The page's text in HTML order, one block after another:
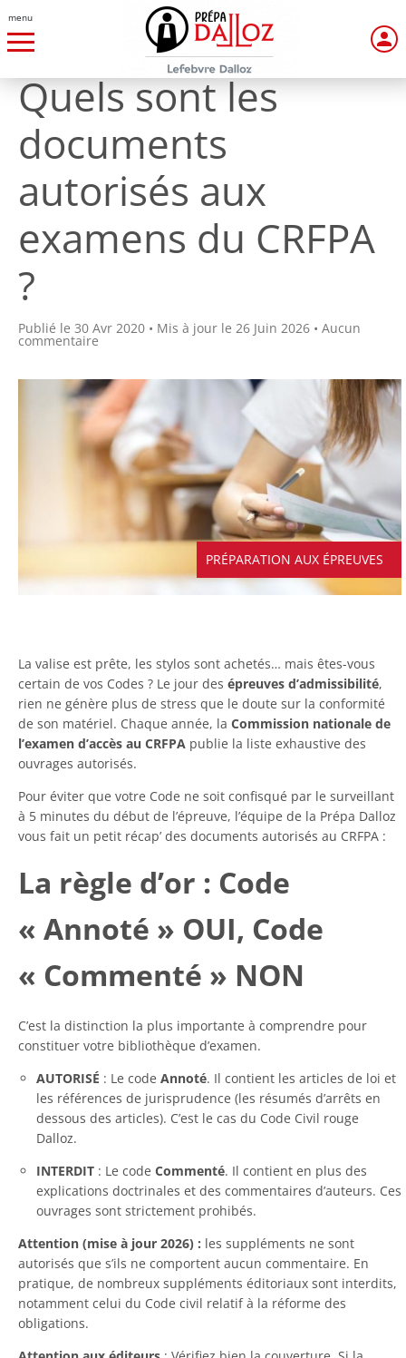
menu
Quels sont les
documents
autorisés aux
examens du CRFPA
?
Publié le 30 Avr 2020 • Mis à jour le 26 Juin 2026 • Aucun
commentaire
PRÉPARATION AUX ÉPREUVES
La valise est prête, les stylos sont achetés… mais êtes-vous
certain de vos Codes ? Le jour des épreuves d’admissibilité,
rien ne génère plus de stress que le doute sur la conformité
de son matériel. Chaque année, la Commission nationale de
l’examen d’accès au CRFPA publie la liste exhaustive des
ouvrages autorisés.
Pour éviter que votre Code ne soit confisqué par le surveillant
à 5 minutes du début de l’épreuve, l’équipe de la Prépa Dalloz
vous fait un petit récap’ des documents autorisés au CRFPA :
La règle d’or : Code
« Annoté » OUI, Code
« Commenté » NON
C’est la distinction la plus importante à comprendre pour
constituer votre bibliothèque d’examen.
AUTORISÉ : Le code Annoté. Il contient les articles de loi et
les références de jurisprudence (les résumés d’arrêts en
dessous des articles). C’est le cas du Code Civil rouge
Dalloz.
INTERDIT : Le code Commenté. Il contient en plus des
explications doctrinales et des commentaires d’auteurs. Ces
ouvrages sont strictement prohibés.
Attention (mise à jour 2026) : les suppléments ne sont
autorisés que s’ils ne comportent aucun commentaire. En
pratique, de nombreux suppléments éditoriaux sont interdits,
notamment celui du Code civil relatif à la réforme des
obligations.